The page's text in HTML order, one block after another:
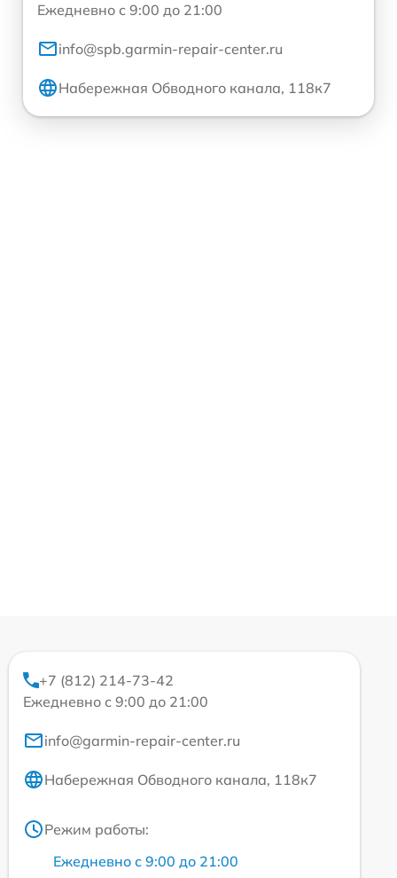
Ежедневно с 9:00 до 21:00
info@spb.garmin-repair-center.ru
Набережная Обводного канала, 118к7
+7 (812) 214-73-42
Ежедневно с 9:00 до 21:00
info@garmin-repair-center.ru
Набережная Обводного канала, 118к7
Режим работы:
Ежедневно с 9:00 до 21:00